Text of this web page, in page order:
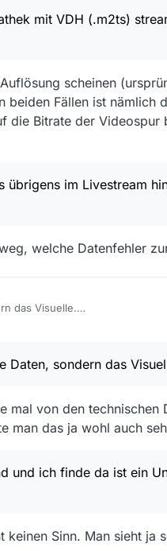
bei one und rbb, mit VLC
im Voraus.
mit VDH (.m2ts)
scheinen
Fällen ist nämlich
die Bitrate der
übrigens im Livestream
welche Datenfehler
das Visuelle.
da ist ein Unterschied.
Daten, sondern das
mal von den technischen
man das ja wohl auch
und ich finde da ist ein
Sinn. Man sieht ja